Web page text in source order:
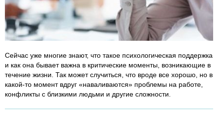
Сейчас уже многие знают, что такое психологическая поддержка
и как она бывает важна в критические моменты, возникающие в
течение жизни. Так может случиться, что вроде все хорошо, но в
какой-то момент вдруг «наваливаются» проблемы на работе,
конфликты с близкими людьми и другие сложности.